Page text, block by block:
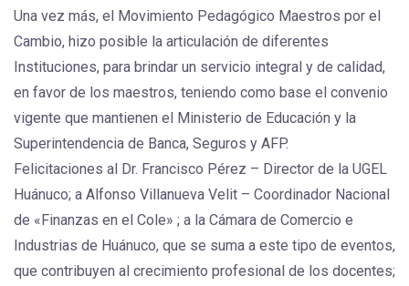
Una vez más, el Movimiento Pedagógico Maestros por el
Cambio, hizo posible la articulación de diferentes
Instituciones, para brindar un servicio integral y de calidad,
en favor de los maestros, teniendo como base el convenio
vigente que mantienen el Ministerio de Educación y la
Superintendencia de Banca, Seguros y AFP.
Felicitaciones al Dr. Francisco Pérez – Director de la UGEL
Huánuco; a Alfonso Villanueva Velit – Coordinador Nacional
de «Finanzas en el Cole» ; a la Cámara de Comercio e
Industrias de Huánuco, que se suma a este tipo de eventos,
que contribuyen al crecimiento profesional de los docentes;